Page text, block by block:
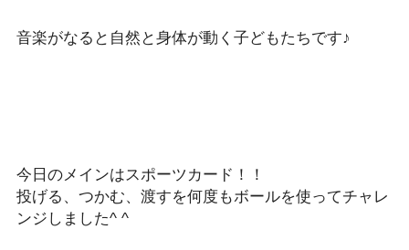
音楽がなると自然と身体が動く子どもたちです♪
今日のメインはスポーツカード！！
投げる、つかむ、渡すを何度もボールを使ってチャレ
ンジしました^ ^